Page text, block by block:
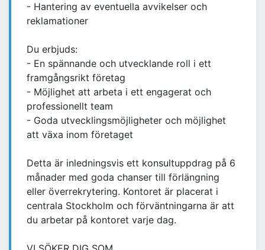
- Hantering av eventuella avvikelser och
reklamationer
Du erbjuds:
- En spännande och utvecklande roll i ett
framgångsrikt företag
- Möjlighet att arbeta i ett engagerat och
professionellt team
- Goda utvecklingsmöjligheter och möjlighet
att växa inom företaget
Detta är inledningsvis ett konsultuppdrag på 6
månader med goda chanser till förlängning
eller överrekrytering. Kontoret är placerat i
centrala Stockholm och förväntningarna är att
du arbetar på kontoret varje dag.